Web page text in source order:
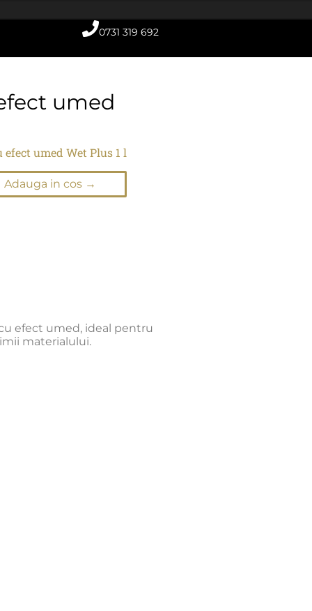
0731 319 692
umed
umed Wet Plus 1 l
Adauga in cos →
efect umed, ideal pentru
materialului.